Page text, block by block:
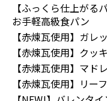
【ふっくら仕上がる
お手軽高級食パン
【赤煉瓦使用】ガレ
【赤煉瓦使用】クッ
【赤煉瓦使用】マド
【赤煉瓦使用】リー